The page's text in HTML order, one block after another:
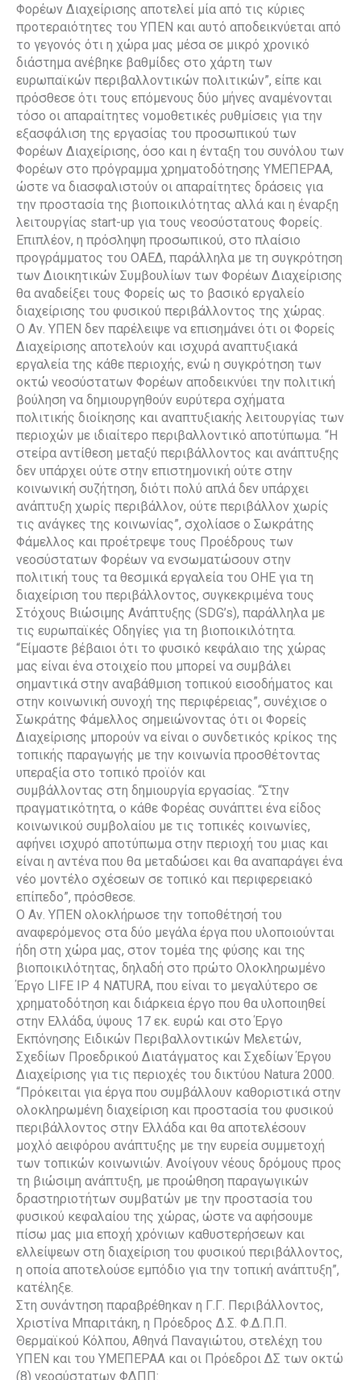
Φορέων Διαχείρισης αποτελεί μία από τις κύριες
προτεραιότητες του ΥΠΕΝ και αυτό αποδεικνύεται από
το γεγονός ότι η χώρα μας μέσα σε μικρό χρονικό
διάστημα ανέβηκε βαθμίδες στο χάρτη των
ευρωπαϊκών περιβαλλοντικών πολιτικών”, είπε και
πρόσθεσε ότι τους επόμενους δύο μήνες αναμένονται
τόσο οι απαραίτητες νομοθετικές ρυθμίσεις για την
εξασφάλιση της εργασίας του προσωπικού των
Φορέων Διαχείρισης, όσο και η ένταξη του συνόλου των
Φορέων στο πρόγραμμα χρηματοδότησης ΥΜΕΠΕΡΑΑ,
ώστε να διασφαλιστούν οι απαραίτητες δράσεις για
την προστασία της βιοποικιλότητας αλλά και η έναρξη
λειτουργίας start-up για τους νεοσύστατους Φορείς.
Επιπλέον, η πρόσληψη προσωπικού, στο πλαίσιο
προγράμματος του ΟΑΕΔ, παράλληλα με τη συγκρότηση
των Διοικητικών Συμβουλίων των Φορέων Διαχείρισης
θα αναδείξει τους Φορείς ως το βασικό εργαλείο
διαχείρισης του φυσικού περιβάλλοντος της χώρας.
Ο Αν. ΥΠΕΝ δεν παρέλειψε να επισημάνει ότι οι Φορείς
Διαχείρισης αποτελούν και ισχυρά αναπτυξιακά
εργαλεία της κάθε περιοχής, ενώ η συγκρότηση των
οκτώ νεοσύστατων Φορέων αποδεικνύει την πολιτική
βούληση να δημιουργηθούν ευρύτερα σχήματα
πολιτικής διοίκησης και αναπτυξιακής λειτουργίας των
περιοχών με ιδιαίτερο περιβαλλοντικό αποτύπωμα. “Η
στείρα αντίθεση μεταξύ περιβάλλοντος και ανάπτυξης
δεν υπάρχει ούτε στην επιστημονική ούτε στην
κοινωνική συζήτηση, διότι πολύ απλά δεν υπάρχει
ανάπτυξη χωρίς περιβάλλον, ούτε περιβάλλον χωρίς
τις ανάγκες της κοινωνίας”, σχολίασε ο Σωκράτης
Φάμελλος και προέτρεψε τους Προέδρους των
νεοσύστατων Φορέων να ενσωματώσουν στην
πολιτική τους τα θεσμικά εργαλεία του ΟΗΕ για τη
διαχείριση του περιβάλλοντος, συγκεκριμένα τους
Στόχους Βιώσιμης Ανάπτυξης (SDG’s), παράλληλα με
τις ευρωπαϊκές Οδηγίες για τη βιοποικιλότητα.
“Είμαστε βέβαιοι ότι το φυσικό κεφάλαιο της χώρας
μας είναι ένα στοιχείο που μπορεί να συμβάλει
σημαντικά στην αναβάθμιση τοπικού εισοδήματος και
στην κοινωνική συνοχή της περιφέρειας”, συνέχισε ο
Σωκράτης Φάμελλος σημειώνοντας ότι οι Φορείς
Διαχείρισης μπορούν να είναι ο συνδετικός κρίκος της
τοπικής παραγωγής με την κοινωνία προσθέτοντας
υπεραξία στο τοπικό προϊόν και
συμβάλλοντας στη δημιουργία εργασίας. “Στην
πραγματικότητα, ο κάθε Φορέας συνάπτει ένα είδος
κοινωνικού συμβολαίου με τις τοπικές κοινωνίες,
αφήνει ισχυρό αποτύπωμα στην περιοχή του μιας και
είναι η αντένα που θα μεταδώσει και θα αναπαράγει ένα
νέο μοντέλο σχέσεων σε τοπικό και περιφερειακό
επίπεδο”, πρόσθεσε.
Ο Αν. ΥΠΕΝ ολοκλήρωσε την τοποθέτησή του
αναφερόμενος στα δύο μεγάλα έργα που υλοποιούνται
ήδη στη χώρα μας, στον τομέα της φύσης και της
βιοποικιλότητας, δηλαδή στο πρώτο Ολοκληρωμένο
Έργο LIFE IP 4 NATURA, που είναι το μεγαλύτερο σε
χρηματοδότηση και διάρκεια έργο που θα υλοποιηθεί
στην Ελλάδα, ύψους 17 εκ. ευρώ και στο Έργο
Εκπόνησης Ειδικών Περιβαλλοντικών Μελετών,
Σχεδίων Προεδρικού Διατάγματος και Σχεδίων Έργου
Διαχείρισης για τις περιοχές του δικτύου Natura 2000.
“Πρόκειται για έργα που συμβάλλουν καθοριστικά στην
ολοκληρωμένη διαχείριση και προστασία του φυσικού
περιβάλλοντος στην Ελλάδα και θα αποτελέσουν
μοχλό αειφόρου ανάπτυξης με την ευρεία συμμετοχή
των τοπικών κοινωνιών. Ανοίγουν νέους δρόμους προς
τη βιώσιμη ανάπτυξη, με προώθηση παραγωγικών
δραστηριοτήτων συμβατών με την προστασία του
φυσικού κεφαλαίου της χώρας, ώστε να αφήσουμε
πίσω μας μια εποχή χρόνιων καθυστερήσεων και
ελλείψεων στη διαχείριση του φυσικού περιβάλλοντος,
η οποία αποτελούσε εμπόδιο για την τοπική ανάπτυξη”,
κατέληξε.
Στη συνάντηση παραβρέθηκαν η Γ.Γ. Περιβάλλοντος,
Χριστίνα Μπαριτάκη, η Πρόεδρος Δ.Σ. Φ.Δ.Π.Π.
Θερμαϊκού Κόλπου, Αθηνά Παναγιώτου, στελέχη του
ΥΠΕΝ και του ΥΜΕΠΕΡΑΑ και οι Πρόεδροι ΔΣ των οκτώ
(8) νεοσύστατων ΦΔΠΠ: